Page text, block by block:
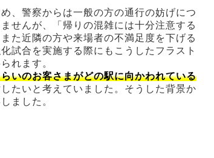
、警察からは一般の方の通行の妨げにつ
せんが、「帰りの混雑には十分注意する
た近隣の方や来場者の不満足度を下げる
試合を実施する際にもこうしたフラスト
れます。
いのお客さまがどの駅に向かわれている
たいと考えていました。そうした背景か
ました。